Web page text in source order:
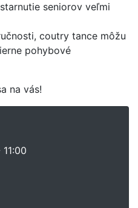
seniorov veľmi
coutry tance môžu
pohybové
na vás!